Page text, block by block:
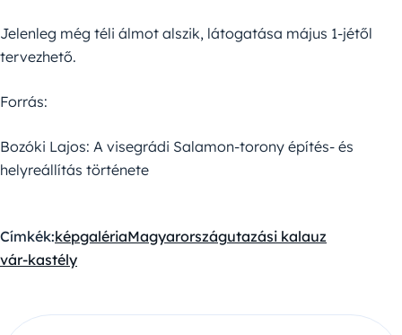
Jelenleg még téli álmot alszik, látogatása május 1-jétől
tervezhető.
Forrás:
Bozóki Lajos: A visegrádi Salamon-torony építés- és
helyreállítás története
Címkék:képgalériaMagyarországutazási kalauz
vár-kastély